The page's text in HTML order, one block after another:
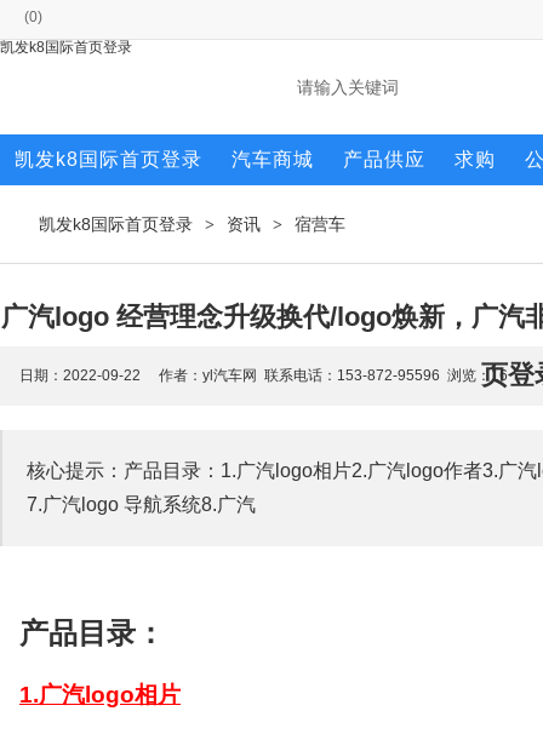
(0)
凯发k8国际首页登录
凯发k8国际首页登录 汽车商城 产品供应 求购
凯发k8国际首页登录 > 资讯 > 宿营车
广汽logo 经营理念升级换代/logo焕新，广汽
页登
日期：2022-09-22 作者：yl汽车网 联系电话：153-872-95596 浏览：16
核心提示：产品目录：1.广汽logo相片2.广汽logo作者3.广
7.广汽logo 导航系统8.广汽
产品目录：
1.广汽logo相片